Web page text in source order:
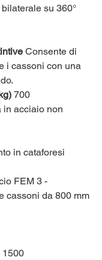
su 360°
Consente di
i cassoni con una
700
in acciaio non
in cataforesi
FEM 3 -
cassoni da 800 mm
1500